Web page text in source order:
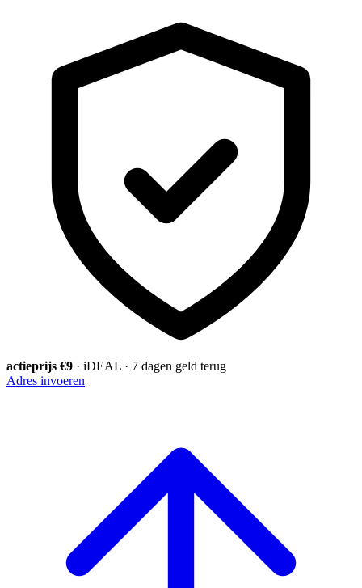
actieprijs €9 · iDEAL · 7 dagen geld terug
Adres invoeren